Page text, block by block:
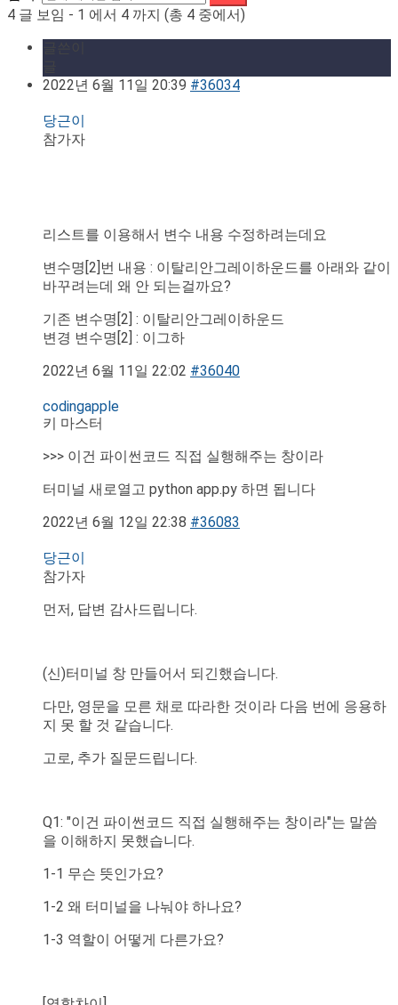
4 글 보임 - 1 에서 4 까지 (총 4 중에서)
2022년 6월 11일 20:39 #36034
당근이
참가자
리스트를 이용해서 변수 내용 수정하려는데요
변수명[2]번 내용 : 이탈리안그레이하운드를 아래와 같이
바꾸려는데 왜 안 되는걸까요?
기존 변수명[2] : 이탈리안그레이하운드
변경 변수명[2] : 이그하
2022년 6월 11일 22:02 #36040
codingapple
키 마스터
>>> 이건 파이썬코드 직접 실행해주는 창이라
터미널 새로열고 python app.py 하면 됩니다
2022년 6월 12일 22:38 #36083
당근이
참가자
먼저, 답변 감사드립니다.
(신)터미널 창 만들어서 되긴했습니다.
다만, 영문을 모른 채로 따라한 것이라 다음 번에 응용하
지 못 할 것 같습니다.
고로, 추가 질문드립니다.
Q1: "이건 파이썬코드 직접 실행해주는 창이라"는 말씀
을 이해하지 못했습니다.
1-1 무슨 뜻인가요?
1-2 왜 터미널을 나눠야 하나요?
1-3 역할이 어떻게 다른가요?